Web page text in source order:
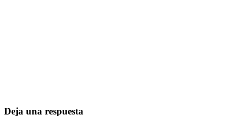
Deja una respuesta